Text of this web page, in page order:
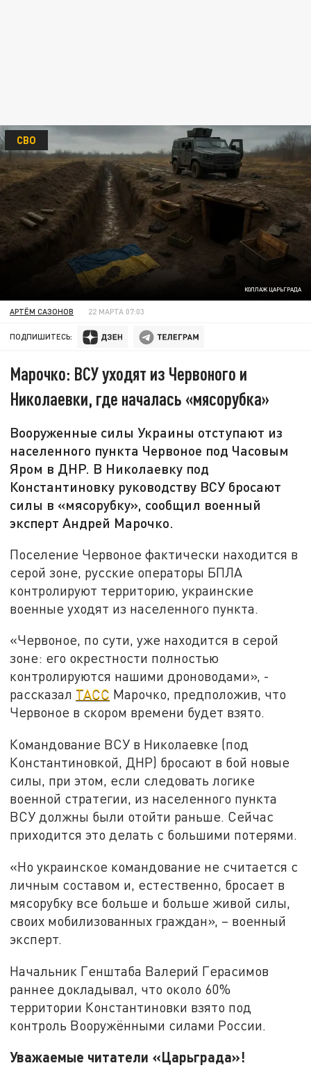
КОЛЛАЖ ЦАРЬГРАДА
СВО
АРТЁМ САЗОНОВ 22 МАРТА 07:03
ПОДПИШИТЕСЬ:
Марочко: ВСУ уходят из Червоного и
Николаевки, где началась «мясорубка»
Вооруженные силы Украины отступают из
населенного пункта Червоное под Часовым
Яром в ДНР. В Николаевку под
Константиновку руководству ВСУ бросают
силы в «мясорубку», сообщил военный
эксперт Андрей Марочко.
Поселение Червоное фактически находится в
серой зоне, русские операторы БПЛА
контролируют территорию, украинские
военные уходят из населенного пункта.
«Червоное, по сути, уже находится в серой
зоне: его окрестности полностью
контролируются нашими дроноводами», -
рассказал ТАСС Марочко, предположив, что
Червоное в скором времени будет взято.
Командование ВСУ в Николаевке (под
Константиновкой, ДНР) бросают в бой новые
силы, при этом, если следовать логике
военной стратегии, из населенного пункта
ВСУ должны были отойти раньше. Сейчас
приходится это делать с большими потерями.
«Но украинское командование не считается с
личным составом и, естественно, бросает в
мясорубку все больше и больше живой силы,
своих мобилизованных граждан», – военный
эксперт.
Начальник Генштаба Валерий Герасимов
раннее докладывал, что около 60%
территории Константиновки взято под
контроль Вооружёнными силами России.
Уважаемые читатели «Царьграда»!